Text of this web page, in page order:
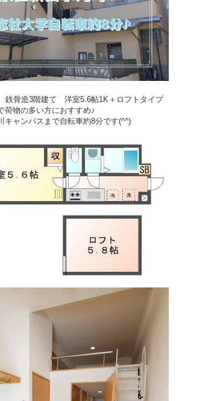
鉄骨造3階建て　洋室5.6帖1K＋ロフトタイプ
荷物の多い方におすすめ♪
キャンパスまで自転車約8分です(^^)